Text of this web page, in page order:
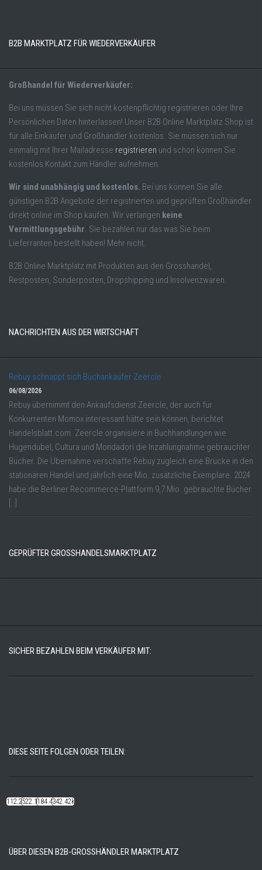
B2B MARKTPLATZ FÜR WIEDERVERKÄUFER
Großhandel für Wiederverkäufer:
Bei uns müssen Sie sich nicht kostenpflichtig registrieren oder Ihre
Persönlichen Daten hinterlassen! Unser B2B Online Marktplatz Shop ist
für alle Einkäufer und Großhändler kostenlos. Sie müssen sich nur
einmalig mit Ihrer Mailadresse registrieren und schon können Sie
kostenlos Kontakt zum Händler aufnehmen.
Wir sind unabhängig und kostenlos. Bei uns können Sie alle
günstigen B2B Angebote der registrierten und geprüften Großhändler
direkt online im Shop kaufen. Wir verlangen keine
Vermittlungsgebühr. Sie bezahlen nur das was Sie beim
Lieferranten bestellt haben! Mehr nicht.
B2B Online Marktplatz mit Produkten aus den Grosshandel,
Restposten, Sonderposten, Dropshipping und Insolvenzwaren.
NACHRICHTEN AUS DER WIRTSCHAFT
Rebuy schnappt sich Buchankäufer Zeercle
06/08/2026
Rebuy übernimmt den Ankaufsdienst Zeercle, der auch für
Konkurrenten Momox interessant hätte sein können, berichtet
Handelsblatt.com. Zeercle organisiere in Buchhandlungen wie
Hugendubel, Cultura und Mondadori die Inzahlungnahme gebrauchter
Bücher. Die Übernahme verschaffe Rebuy zugleich eine Brücke in den
stationären Handel und jährlich eine Mio. zusätzliche Exemplare. 2024
habe die Berliner Recommerce-Plattform 9,7 Mio. gebrauchte Bücher
[…]
GEPRÜFTER GROSSHANDELSMARKTPLATZ
SICHER BEZAHLEN BEIM VERKÄUFER MIT:
DIESE SEITE FOLGEN ODER TEILEN:
112.22k522.14k184.48k342.42k
ÜBER DIESEN B2B-GROSSHÄNDLER MARKTPLATZ